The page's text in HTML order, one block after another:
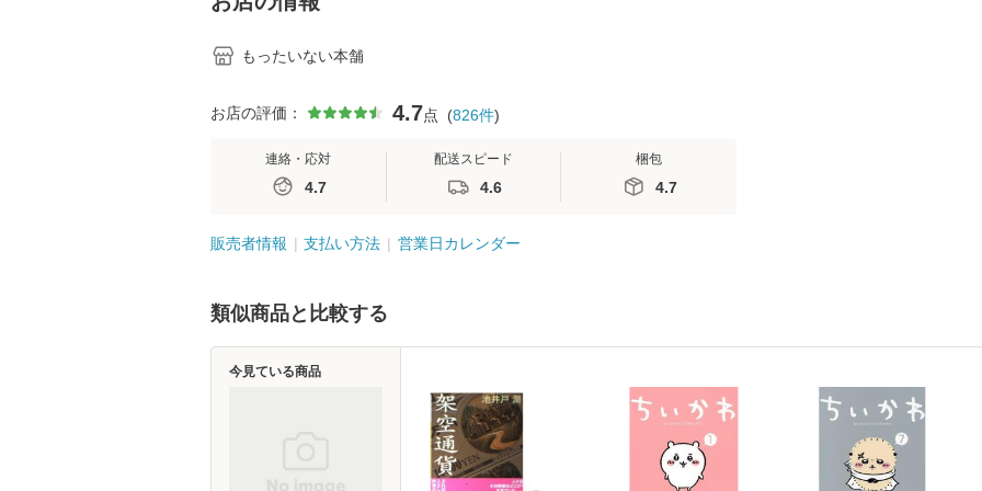
もったいない本舗
お店の評価： 4.7点 (826件)
連絡・応対
4.7
配送スピード
4.6
梱包
4.7
販売者情報 支払い方法 営業日カレンダー
類似商品と比較する
今見ている商品